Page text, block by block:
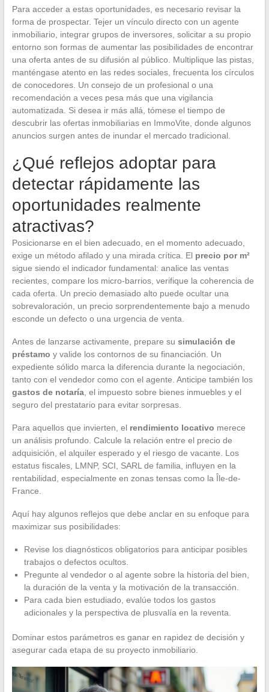
Para acceder a estas oportunidades, es necesario revisar la
forma de prospectar. Tejer un vínculo directo con un agente
inmobiliario, integrar grupos de inversores, solicitar a su propio
entorno son formas de aumentar las posibilidades de encontrar
una oferta antes de su difusión al público. Multiplique las pistas,
manténgase atento en las redes sociales, frecuenta los círculos
de conocedores. Un consejo de un profesional o una
recomendación a veces pesa más que una vigilancia
automatizada. Si desea ir más allá, tómese el tiempo de
descubrir las ofertas inmobiliarias en ImmoVite, donde algunos
anuncios surgen antes de inundar el mercado tradicional.
¿Qué reflejos adoptar para
detectar rápidamente las
oportunidades realmente
atractivas?
Posicionarse en el bien adecuado, en el momento adecuado,
exige un método afilado y una mirada crítica. El precio por m²
sigue siendo el indicador fundamental: analice las ventas
recientes, compare los micro-barrios, verifique la coherencia de
cada oferta. Un precio demasiado alto puede ocultar una
sobrevaloración, un precio sorprendentemente bajo a menudo
esconde un defecto o una urgencia de venta.
Antes de lanzarse activamente, prepare su simulación de
préstamo y valide los contornos de su financiación. Un
expediente sólido marca la diferencia durante la negociación,
tanto con el vendedor como con el agente. Anticipe también los
gastos de notaría, el impuesto sobre bienes inmuebles y el
seguro del prestatario para evitar sorpresas.
Para aquellos que invierten, el rendimiento locativo merece
un análisis profundo. Calcule la relación entre el precio de
adquisición, el alquiler esperado y el riesgo de vacante. Los
estatus fiscales, LMNP, SCI, SARL de familia, influyen en la
rentabilidad, especialmente en zonas tensas como la Île-de-
France.
Aquí hay algunos reflejos que debe anclar en su enfoque para
maximizar sus posibilidades:
Revise los diagnósticos obligatorios para anticipar posibles
trabajos o defectos ocultos.
Pregunte al vendedor o al agente sobre la historia del bien,
la duración de la venta y la motivación de la transacción.
Para cada bien estudiado, evalúe todos los gastos
adicionales y la perspectiva de plusvalía en la reventa.
Dominar estos parámetros es ganar en rapidez de decisión y
asegurar cada etapa de su proyecto inmobiliario.